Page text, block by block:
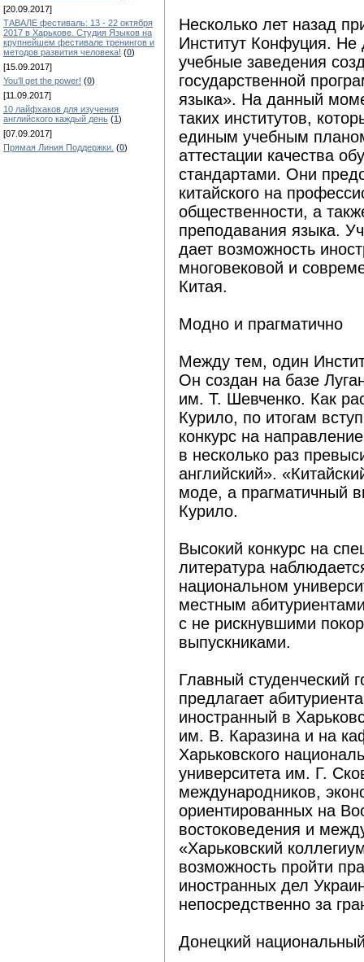
[20.09.2017]
ТАВАЛЕ фестиваль: 13 - 22 октября
2017 в Харькове. Студия Языков на
крупнейшем фестивале тренингов и
методов развития человека! (0)
[15.09.2017]
You'll get the power! (0)
[11.09.2017]
10 лайфхаков для изучения
английского каждый день (1)
[07.09.2017]
Прямая Линия Поддержки. (0)
Несколько лет назад
Институт Конфуция.
учебные заведения
государственной
языка». На данный
таких институтов,
единым учебным
аттестации качества
стандартами. Они
китайского на
общественности, а
преподавания языка.
дает возможность
многовековой и
Китая.
Модно и прагматично
Между тем, один
Он создан на базе
им. Т. Шевченко. Как
Курило, по итогам
конкурс на
в несколько раз
английский».
моде, а прагматичный
Курило.
Высокий конкурс на
литература
национальном
местным
с не рискнувшими
выпускниками.
Главный
предлагает
иностранный в
им. В. Каразина и на
Харьковского
университета им. Г.
международников,
ориентированных на
востоковедения и
«Харьковский
возможность пройти
иностранных дел
непосредственно за
Донецкий